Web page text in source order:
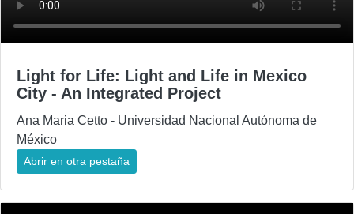
Light for Life: Light and Life in Mexico
City - An Integrated Project
Ana Maria Cetto - Universidad Nacional Autónoma de
México
Abrir en otra pestaña